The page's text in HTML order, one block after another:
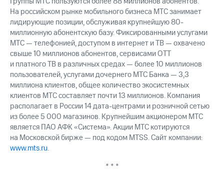
Описание
Еврооблигации-2023
Уведомление
о
погашении
именных
облигаций
Другое
Регистратор
Реквизиты
Контакты
развитие
деловая этика
На главную
На российском рынке мобильного бизнеса МТС занимает
лидирующие позиции, обслуживая крупнейшую 80-
миллионную абонентскую базу. Фиксированными услугами
МТС — телефонией, доступом в интернет и ТВ — охвачено
свыше 10 миллионов абонентов, сервисами OTT
и платного ТВ в различных средах — более 10 миллионов
пользователей, услугами дочернего МТС Банка — 3,3
миллиона клиентов, общее количество экосистемных
клиентов МТС составляет почти 13 миллионов. Компания
располагает в России 14 дата-центрами и розничной сетью
из более 5 000 магазинов. Крупнейшим акционером МТС
является ПАО АФК «Система». Акции МТС котируются
на Московской бирже — под кодом MTSS. Сайт компании:
www.mts.ru.
* * *